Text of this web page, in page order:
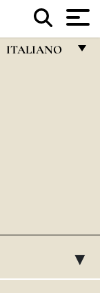
ITALIANO
POLSKI
▸